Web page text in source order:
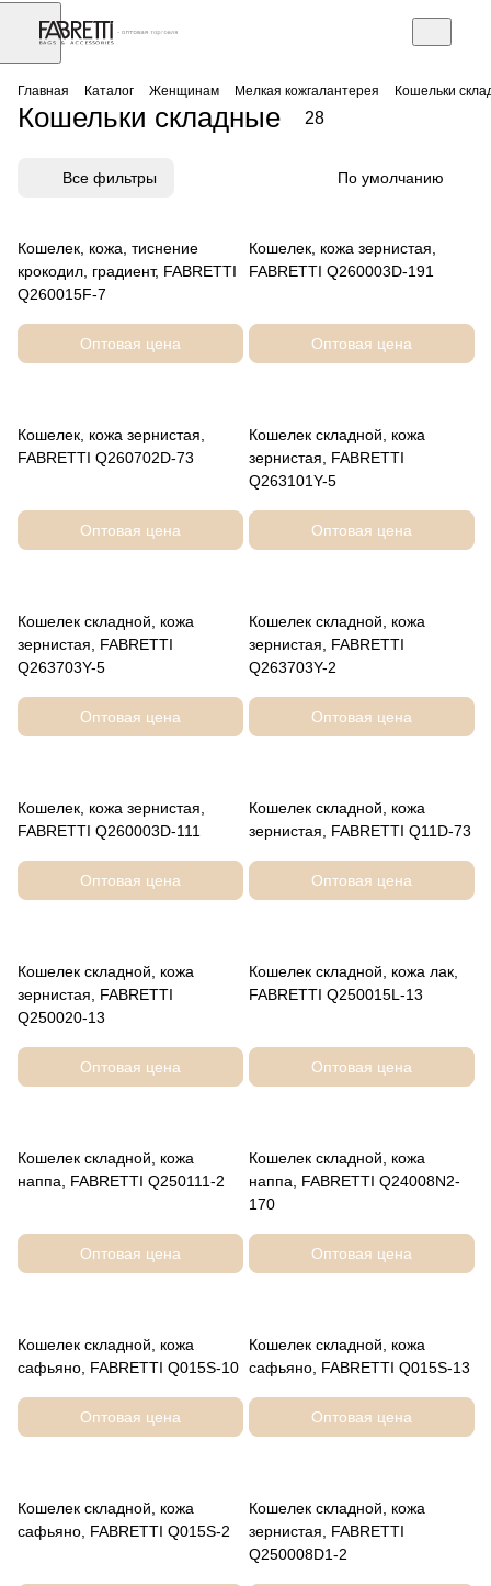
Торговое оборудование
Главная Каталог Женщинам Мелкая кожгалантерея Кошельки
Кошельки складные 28
Все фильтры По умолчанию
Кошелек, кожа, тиснение
крокодил, градиент, FABRETTI
Q260015F-7
Оптовая цена
Кошелек, кожа зернистая,
FABRETTI Q260003D-191
Оптовая цена
Кошелек, кожа зернистая,
FABRETTI Q260702D-73
Оптовая цена
Кошелек складной, кожа
зернистая, FABRETTI
Q263101Y-5
Оптовая цена
Кошелек складной, кожа
зернистая, FABRETTI
Q263703Y-5
Оптовая цена
Кошелек складной, кожа
зернистая, FABRETTI
Q263703Y-2
Оптовая цена
Кошелек, кожа зернистая,
FABRETTI Q260003D-111
Оптовая цена
Кошелек складной, кожа
зернистая, FABRETTI Q11D-73
Оптовая цена
Кошелек складной, кожа
зернистая, FABRETTI
Q250020-13
Оптовая цена
Кошелек складной, кожа лак,
FABRETTI Q250015L-13
Оптовая цена
Кошелек складной, кожа
наппа, FABRETTI Q250111-2
Оптовая цена
Кошелек складной, кожа
наппа, FABRETTI Q24008N2-
170
Оптовая цена
Кошелек складной, кожа
сафьяно, FABRETTI Q015S-10
Оптовая цена
Кошелек складной, кожа
сафьяно, FABRETTI Q015S-13
Оптовая цена
Кошелек складной, кожа
сафьяно, FABRETTI Q015S-2
Кошелек складной, кожа
зернистая, FABRETTI
Q250008D1-2